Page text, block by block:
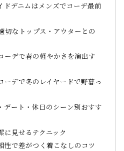
ドデニムはメンズでコーデ最前
切なトップス・アウターとの
ーデで春の軽やかさを演出す
ーデで冬のレイヤードで野暮っ
デート・休日のシーン別おすす
に見せるテクニック
性で差がつく着こなしのコツ